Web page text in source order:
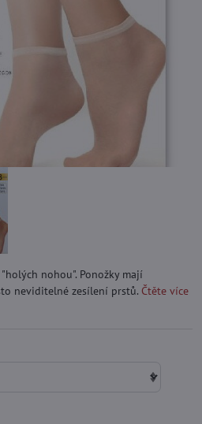
nohou". Ponožky mají
neviditelné zesílení prstů. Čtěte více